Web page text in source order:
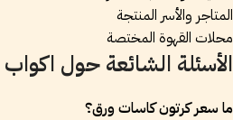
المتاجر والأسر المنتجة
محلات القهوة المختصة
الأسئلة الشائعة حول
ما سعر كرتون كاسات ورق؟